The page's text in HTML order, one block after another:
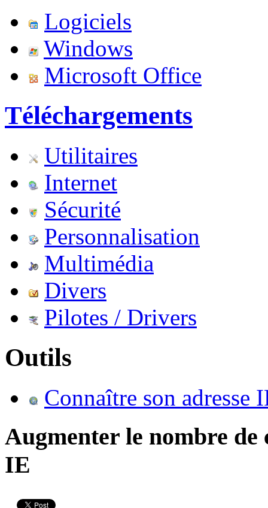
Logiciels
Windows
Microsoft Office
Téléchargements
Utilitaires
Internet
Sécurité
Personnalisation
Multimédia
Divers
Pilotes / Drivers
Outils
Connaître son adresse
Augmenter le nombre de
IE